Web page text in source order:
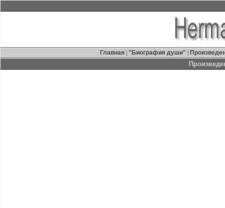
Главная "Биография души"